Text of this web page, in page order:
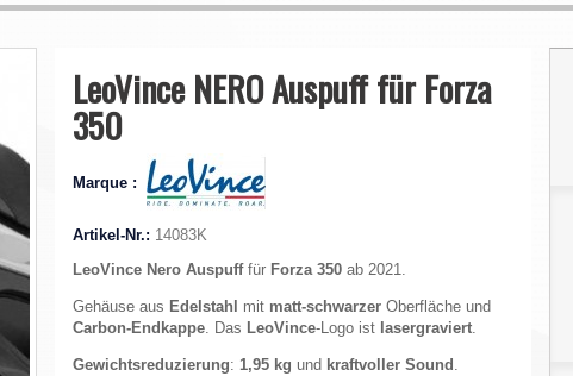
LeoVince NERO Auspuff für Forza
350
Marque :
Artikel-Nr.: 14083K
LeoVince Nero Auspufffür Forza 350 ab 2021.
Gehäuse aus Edelstahl mit matt-schwarzer Oberfläche und
Carbon-Endkappe. Das LeoVince-Logo ist lasergraviert.
Gewichtsreduzierung: 1,95 kg und kraftvoller Sound .